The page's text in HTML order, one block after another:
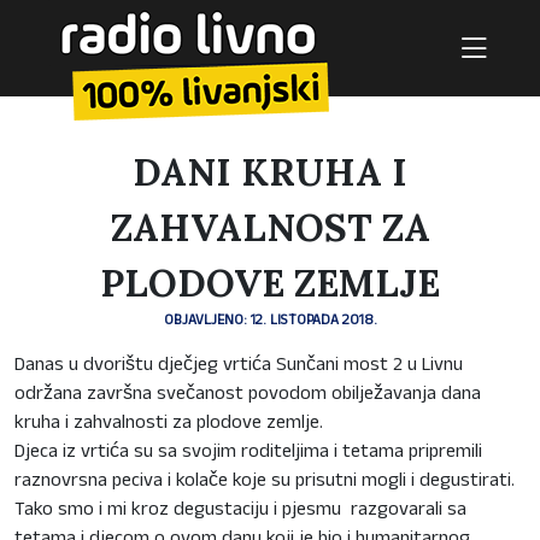
DANI KRUHA I
ZAHVALNOST ZA
PLODOVE ZEMLJE
OBJAVLJENO: 12. LISTOPADA 2018.
Danas u dvorištu dječjeg vrtića Sunčani most 2 u Livnu
održana završna svečanost povodom obilježavanja dana
kruha i zahvalnosti za plodove zemlje.
Djeca iz vrtića su sa svojim roditeljima i tetama pripremili
raznovrsna peciva i kolače koje su prisutni mogli i degustirati.
Tako smo i mi kroz degustaciju i pjesmu razgovarali sa